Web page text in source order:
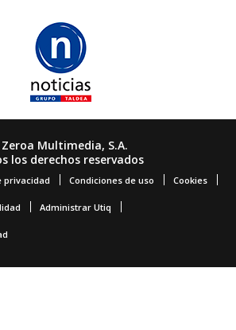
Multimedia, S.A.
los derechos reservados
privacidad Condiciones de uso Cookies
Administrar Utiq